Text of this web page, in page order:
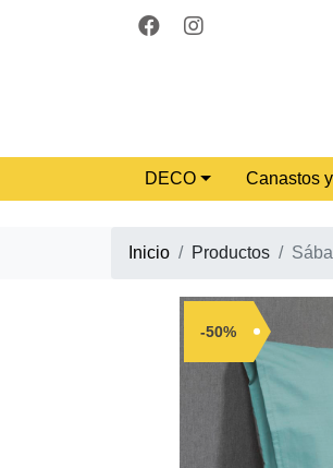
DECO Canastos
Inicio Productos
-50%